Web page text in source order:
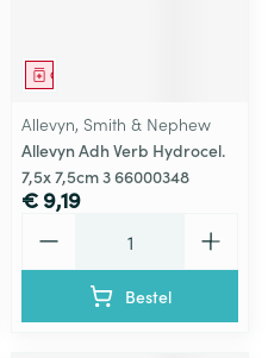
Geneesmiddel
Allevyn, Smith & Nephew
Allevyn Adh Verb Hydrocel.
7,5x 7,5cm 3 66000348
€ 9,19
Bestel